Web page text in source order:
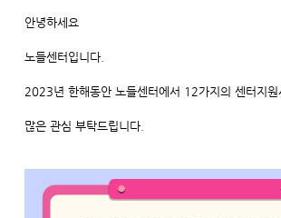
안녕하세요
노들센터입니다.
2023년 한해동안 노들센터에서 12가지의 센터지원
많은 관심 부탁드립니다.